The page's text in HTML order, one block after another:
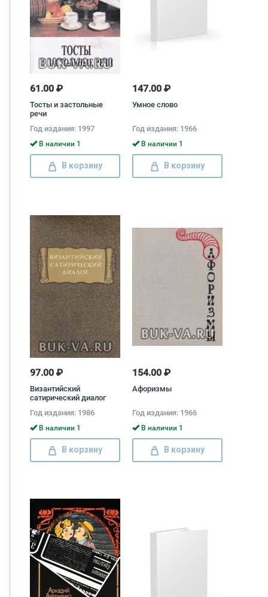
61.00 ₽
Тосты и застольные
речи
Год издания: 1997
В наличии 1
В корзину
147.00 ₽
Умное слово
Год издания: 1966
В наличии 1
В корзину
97.00 ₽
Византийский
сатирический диалог
Год издания: 1986
В наличии 1
В корзину
154.00 ₽
Афоризмы
Год издания: 1966
В наличии 1
В корзину